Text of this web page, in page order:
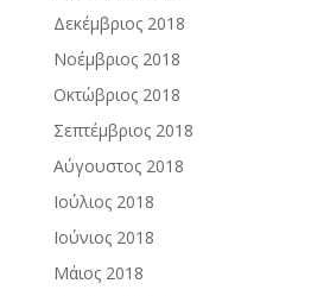
Δεκέμβριος 2018
Νοέμβριος 2018
Οκτώβριος 2018
Σεπτέμβριος 2018
Αύγουστος 2018
Ιούλιος 2018
Ιούνιος 2018
Μάιος 2018